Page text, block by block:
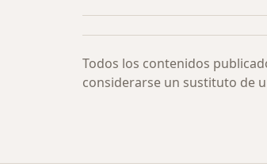
Todos los contenidos
considerarse un sustituto de